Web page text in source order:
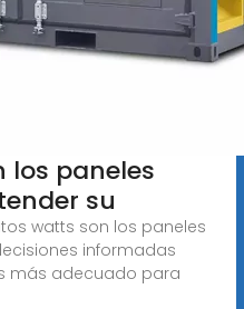
los paneles
su
watts son los paneles
informadas
más adecuado para